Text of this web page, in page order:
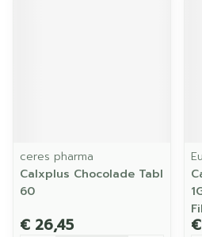
ceres pharma
Calxplus Chocolade Tabl
60
€ 26,45